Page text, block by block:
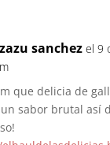
sanchez el 9
que delicia de
sabor brutal así